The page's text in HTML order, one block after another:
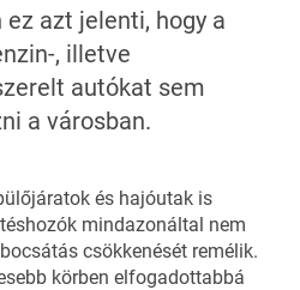
azt jelenti, hogy a
, illetve
autókat sem
a városban.
és hajóutak is
mindazonáltal nem
csökkenését remélik.
körben elfogadottabbá